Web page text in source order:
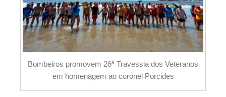
Bombeiros promovem 26ª Travessia dos Veteranos
em homenagem ao coronel Porcides